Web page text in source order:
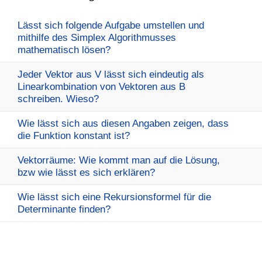
Lässt sich folgende Aufgabe umstellen und
mithilfe des Simplex Algorithmusses
mathematisch lösen?
Jeder Vektor aus V lässt sich eindeutig als
Linearkombination von Vektoren aus B
schreiben. Wieso?
Wie lässt sich aus diesen Angaben zeigen, dass
die Funktion konstant ist?
Vektorräume: Wie kommt man auf die Lösung,
bzw wie lässt es sich erklären?
Wie lässt sich eine Rekursionsformel für die
Determinante finden?